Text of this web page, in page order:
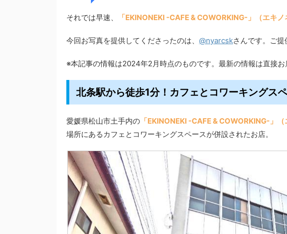
それでは早速、 「EKINONEKI -CAFE & COWORKING-」（エキノ
今回お写真を提供してくださったのは、 @nyarcskさんです。ご
※本記事の情報は2024年2月時点のものです。最新の情報は直接お
北条駅から徒歩1分！カフェとコワーキングス
愛媛県松山市土手内の 「EKINONEKI -CAFE & COWORKING-」（
場所にあるカフェとコワーキングスペースが併設されたお店。